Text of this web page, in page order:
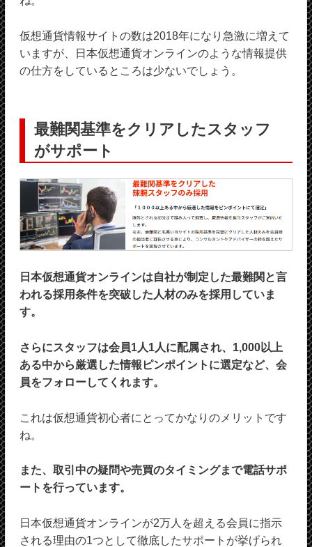
仮想通貨情報サイトの数は2018年になり急激に増えて
いますが、日本仮想通貨オンラインのような情報提供
の仕方をしているところは少ないでしょう。
最難関基準をクリアしたスタッフ
がサポート
日本仮想通貨オンラインは自社が制定した最難関と言
われる採用条件を突破した人材のみを採用していま
す。
さらにスタッフは会員1人1人に配属され、1,000以上
ある中から厳選した情報ピンポイントに選定など、会
員をフォローしてくれます。
これは仮想通貨初心者にとってかなりのメリットです
ね。
また、取引中の疑問や売買のタイミングまで電話サポ
ートを行っています。
日本仮想通貨オンラインが2万人を超える会員に指示
される理由の1つとして徹底したサポートが挙げられ